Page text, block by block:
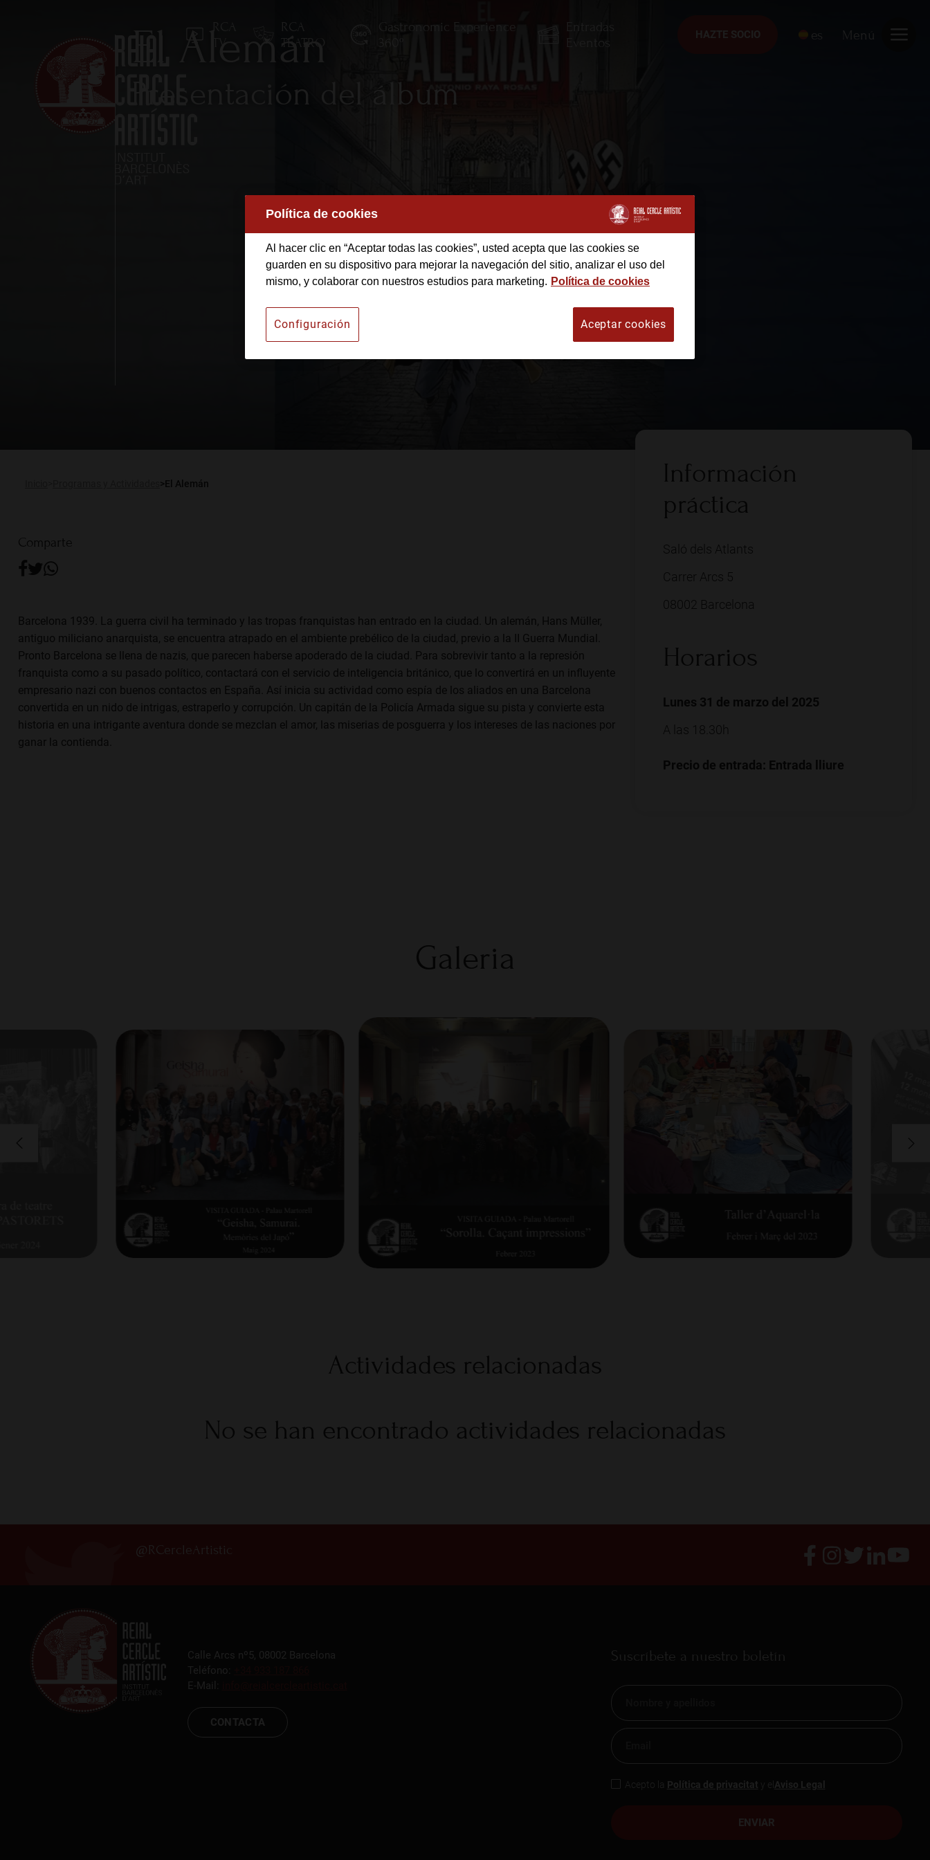
RCA
TEATRO
Gastronomic Experience
Entradas
Eventos
es Menú
HAZTE SOCIO
Reial Cercle Artístic
Programas y Actividades
Instituto Barcelonés de Arte
El Alemán
Presentación del álbum
El Alemán
Comparte
Barcelona 1939. La guerra civil ha terminado y las tropas franquistas han entrado en la ciudad. Un alemán, Hans Müller,
antiguo miliciano anarquista, se encuentra atrapado en el ambiente prebélico de la ciudad, previo a la II Guerra Mundial.
Pronto Barcelona se llena de nazis, que parecen haberse apoderado de la ciudad. Para sobrevivir tanto a la represión
franquista como a su pasado político, contactará con el servicio de inteligencia británico, que lo convertirá en un influyente
empresario nazi con buenos contactos en España. Así inicia su actividad como espía de los aliados en una Barcelona
convertida en un nido de intrigas, estraperlo y corrupción. Un capitán de la Policía Armada sigue su pista y convierte esta
historia en una intrigante aventura donde se mezclan el amor, las miserias de posguerra y los intereses de las naciones por
ganar la contienda.
Información
práctica
Saló dels Atlants
Carrer Arcs 5
08002 Barcelona
Horarios
Lunes 31 de marzo del 2025
A las 18.30h
Precio de entrada: Entrada lliure
Galeria
Actividades relacionadas
No se han encontrado actividades relacionadas
@RCercleArtistic
Calle Arcs nº5, 08002 Barcelona
Teléfono:
E-Mail:
CONTACTA
Suscríbete a nuestro boletín
ENVIAR
Acepto la Política de privacitat y el Aviso Legal
Política de cookies
Al hacer clic en “Aceptar todas las cookies”, usted acepta que las cookies se
guarden en su dispositivo para mejorar la navegación del sitio, analizar el uso del
mismo, y colaborar con nuestros estudios para marketing. Política de cookies
Aceptar cookies
Configuración